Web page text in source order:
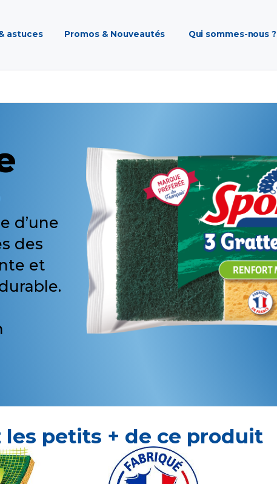
astuces Promos & Nouveautés Qui sommes-nous ?
d’une
des
et
les petits + de ce produit